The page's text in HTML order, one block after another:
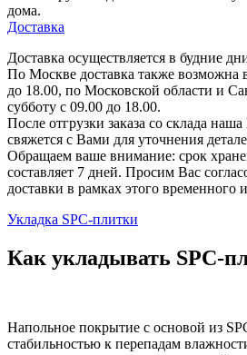
дома.
Доставка
Доставка осуществляется в будние
По Москве доставка также возможна
до 18.00, по Московской области и
субботу с 09.00 до 18.00.
После отгрузки заказа со склада
свяжется с Вами для уточнения
Обращаем ваше внимание: срок
составляет 7 дней. Просим Вас
доставки в рамках этого временного
Укладка SPC-плитки
Как укладывать SPC-
Напольное покрытие с основой из
стабильностью к перепадам